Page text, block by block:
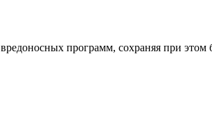
программ, сохраняя при этом